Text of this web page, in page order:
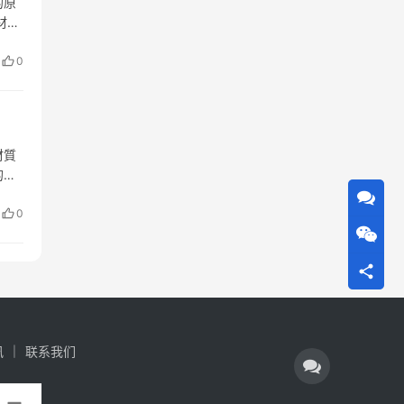
质
0
質
0
联系我们